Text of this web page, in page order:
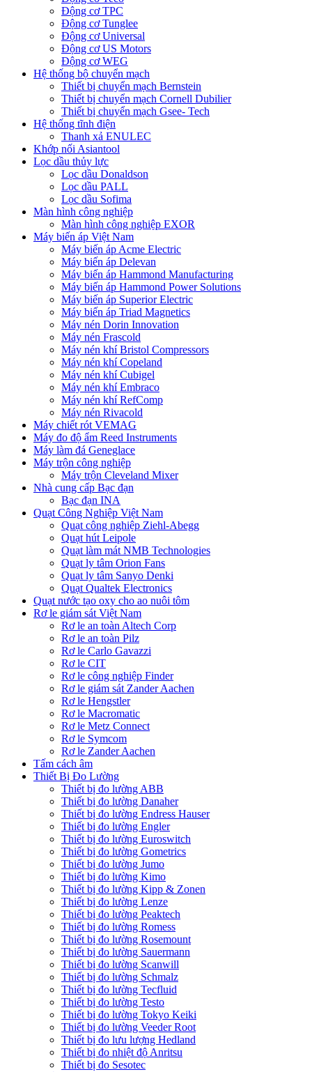
Động cơ TPC
Động cơ Tunglee
Động cơ Universal
Động cơ US Motors
Động cơ WEG
Hệ thống bộ chuyển mạch
Thiết bị chuyển mạch Bernstein
Thiết bị chuyển mạch Cornell Dubilier
Thiết bị chuyển mạch Gsee- Tech
Hệ thống tĩnh điện
Thanh xả ENULEC
Khớp nối Asiantool
Lọc dầu thủy lực
Lọc dầu Donaldson
Lọc dầu PALL
Lọc dầu Sofima
Màn hình công nghiệp
Màn hình công nghiệp EXOR
Máy biến áp Việt Nam
Máy biến áp Acme Electric
Máy biến áp Delevan
Máy biến áp Hammond Manufacturing
Máy biến áp Hammond Power Solutions
Máy biến áp Superior Electric
Máy biến áp Triad Magnetics
Máy nén Dorin Innovation
Máy nén Frascold
Máy nén khí Bristol Compressors
Máy nén khí Copeland
Máy nén khí Cubigel
Máy nén khí Embraco
Máy nén khí RefComp
Máy nén Rivacold
Máy chiết rót VEMAG
Máy đo độ ẩm Reed Instruments
Máy làm đá Geneglace
Máy trộn công nghiệp
Máy trộn Cleveland Mixer
Nhà cung cấp Bạc đạn
Bạc đạn INA
Quạt Công Nghiệp Việt Nam
Quạt công nghiệp Ziehl-Abegg
Quạt hút Leipole
Quạt làm mát NMB Technologies
Quạt ly tâm Orion Fans
Quạt ly tâm Sanyo Denki
Quạt Qualtek Electronics
Quạt nước tạo oxy cho ao nuôi tôm
Rơ le giám sát Việt Nam
Rơ le an toàn Altech Corp
Rơ le an toàn Pilz
Rơ le Carlo Gavazzi
Rơ le CIT
Rơ le công nghiệp Finder
Rơ le giám sát Zander Aachen
Rơ le Hengstler
Rơ le Macromatic
Rơ le Metz Connect
Rơ le Symcom
Rơ le Zander Aachen
Tấm cách âm
Thiết Bị Đo Lường
Thiết bị đo lường ABB
Thiết bị đo lường Danaher
Thiết bị đo lường Endress Hauser
Thiết bị đo lường Engler
Thiết bị đo lường Euroswitch
Thiết bị đo lường Gometrics
Thiết bị đo lường Jumo
Thiết bị đo lường Kimo
Thiết bị đo lường Kipp & Zonen
Thiết bị đo lường Lenze
Thiết bị đo lường Peaktech
Thiết bị đo lường Romess
Thiết bị đo lường Rosemount
Thiết bị đo lường Sauermann
Thiết bị đo lường Scanwill
Thiết bị đo lường Schmalz
Thiết bị đo lường Tecfluid
Thiết bị đo lường Testo
Thiết bị đo lường Tokyo Keiki
Thiết bị đo lường Veeder Root
Thiết bị đo lưu lượng Hedland
Thiết bị đo nhiệt độ Anritsu
Thiết bị đo Sesotec